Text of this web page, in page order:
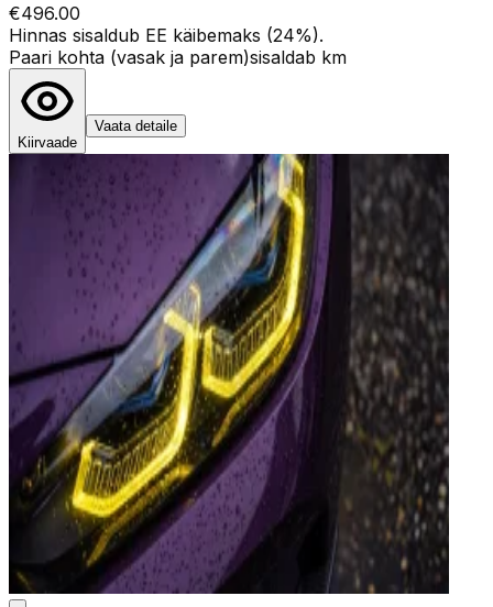
€496.00
Hinnas sisaldub EE käibemaks (24%).
Paari kohta (vasak ja parem)sisaldab km
Kiirvaade
Vaata detaile